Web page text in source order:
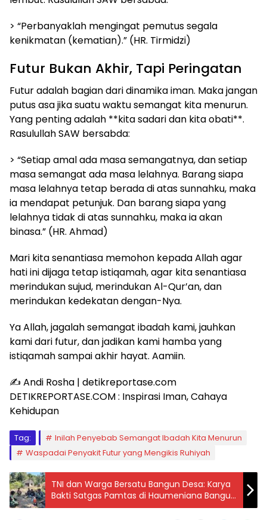
> “Perbanyaklah mengingat pemutus segala
kenikmatan (kematian).” (HR. Tirmidzi)
Futur Bukan Akhir, Tapi Peringatan
Futur adalah bagian dari dinamika iman. Maka jangan
putus asa jika suatu waktu semangat kita menurun.
Yang penting adalah **kita sadari dan kita obati**.
Rasulullah SAW bersabda:
> “Setiap amal ada masa semangatnya, dan setiap
masa semangat ada masa lelahnya. Barang siapa
masa lelahnya tetap berada di atas sunnahku, maka
ia mendapat petunjuk. Dan barang siapa yang
lelahnya tidak di atas sunnahku, maka ia akan
binasa.” (HR. Ahmad)
Mari kita senantiasa memohon kepada Allah agar
hati ini dijaga tetap istiqamah, agar kita senantiasa
merindukan sujud, merindukan Al-Qur’an, dan
merindukan kedekatan dengan-Nya.
Ya Allah, jagalah semangat ibadah kami, jauhkan
kami dari futur, dan jadikan kami hamba yang
istiqamah sampai akhir hayat. Aamiin.
✍️ Andi Rosha | detikreportase.com
DETIKREPORTASE.COM : Inspirasi Iman, Cahaya
Kehidupan
Tag:
Inilah Penyebab Semangat Ibadah Kita Menurun
Waspadai Penyakit Futur yang Mengikis Ruhiyah
TNI dan Warga Bersatu Bangun Desa: Karya
Bakti Satgas Pamtas di Haumeniana Bangun
Selokan Jalan